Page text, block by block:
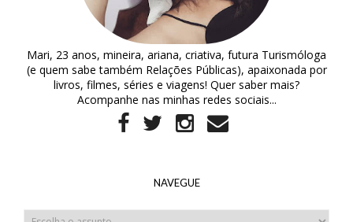
Mari, 23 anos, mineira, ariana, criativa, futura Turismóloga
(e quem sabe também Relações Públicas), apaixonada por
livros, filmes, séries e viagens! Quer saber mais?
Acompanhe nas minhas redes sociais...
NAVEGUE